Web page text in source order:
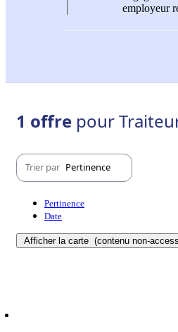
employeur
1 offre pour
Trier par Pertinence
Pertinence
Date
Afficher la carte (contenu non-